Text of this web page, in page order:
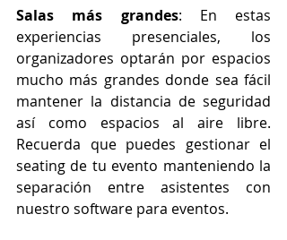
Salas más grandes: En estas
experiencias presenciales, los
organizadores optarán por espacios
mucho más grandes donde sea fácil
mantener la distancia de seguridad
así como espacios al aire libre.
Recuerda que puedes gestionar el
seating de tu evento manteniendo la
separación entre asistentes con
nuestro software para eventos.